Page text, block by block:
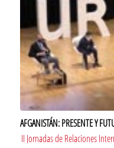
AFGANISTÁN: PRESENTE Y
II Jornadas de Relaciones